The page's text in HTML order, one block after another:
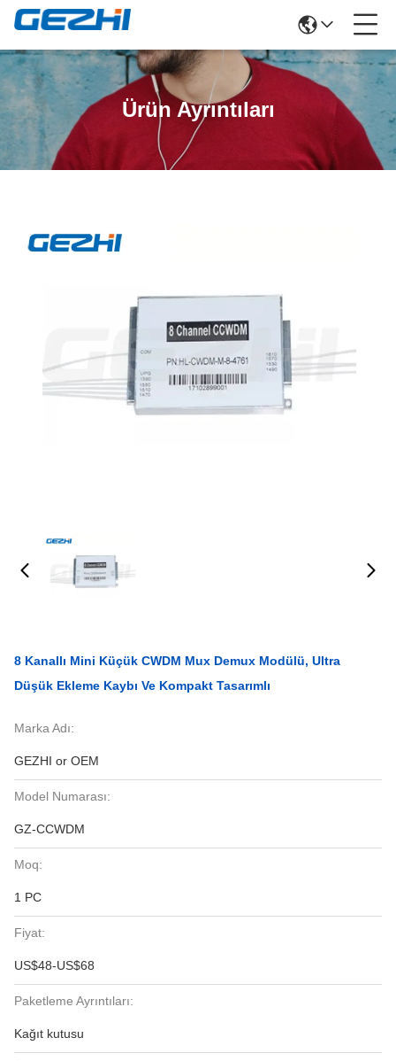
Ürün Ayrıntıları
8 Kanallı Mini Küçük CWDM Mux Demux Modülü, Ultra
Düşük Ekleme Kaybı Ve Kompakt Tasarımlı
Marka Adı:
GEZHI or OEM
Model Numarası:
GZ-CCWDM
Moq:
1 PC
Fiyat:
US$48-US$68
Paketleme Ayrıntıları:
Kağıt kutusu